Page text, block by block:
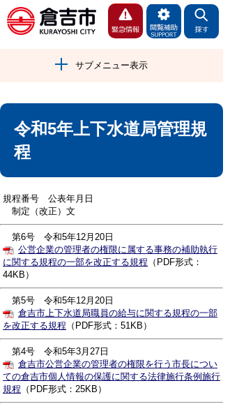
サブメニュー表示
令和5年上下水道局管理規
程
規程番号 公表年月日
制定（改正）文
第6号 令和5年12月20日
公営企業の管理者の権限に属する事務の補助執行
に関する規程の一部を改正する規程 （PDF形式：
44KB）
第5号 令和5年12月20日
倉吉市上下水道局職員の給与に関する規程の一部
を改正する規程 （PDF形式：51KB）
第4号 令和5年3月27日
倉吉市公営企業の管理者の権限を行う市長につい
ての倉吉市個人情報の保護に関する法律施行条例施行
規程 （PDF形式：25KB）